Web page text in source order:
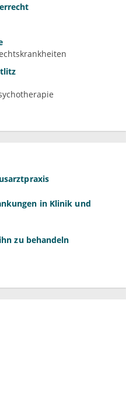
in Klinik und
zu behandeln